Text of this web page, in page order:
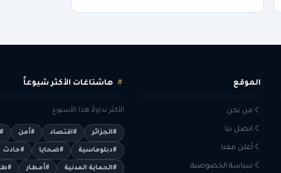
الموقع
من نحن
اتصل بنا
أعلن معنا
سياسة الخصوصية
هاشتاغات الأكثر شيوعاً
الأكثر تداولاً هذا الأسبوع
#الجزائر #اقتصاد #أمن
#دبلوماسية #ضحايا #حادث
#الحماية المدنية #أمطار